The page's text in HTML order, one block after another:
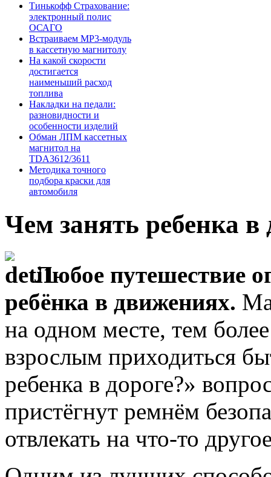
Тинькофф Страхование:
электронный полис
ОСАГО
Встраиваем MP3-модуль
в кассетную магнитолу
На какой скорости
достигается
наименьший расход
топлива
Накладки на педали:
разновидности и
особенности изделий
Обман ЛПМ кассетных
магнитол на
TDA3612/3611
Методика точного
подбора краски для
автомобиля
Чем занять ребенка в
Любое путешествие
ребёнка в движениях.
на одном месте, тем
взрослым приходиться
ребенка в дороге?»
пристёгнут ремнём
отвлекать на что-то